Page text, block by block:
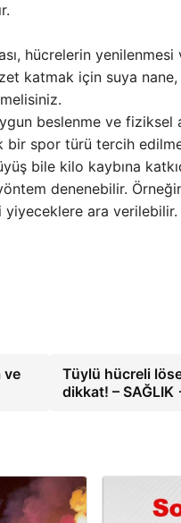
hücrelerin yenilenmesi
katmak için suya
beslenme ve
bir spor türü tercih
bile kilo kaybına
denenebilir.
yiyeceklere ara verilebilir.
ve
Tüylü hücreli
dikkat! – SAĞLIK